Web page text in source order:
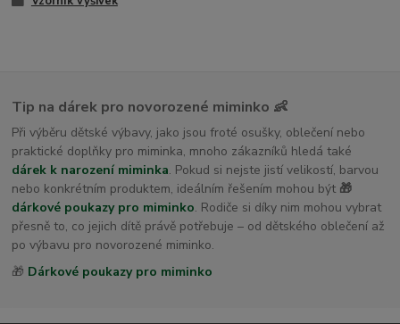
Tip na dárek pro novorozené miminko 👶
Při výběru dětské výbavy, jako jsou froté osušky, oblečení nebo
praktické doplňky pro miminka, mnoho zákazníků hledá také
dárek k narození miminka. Pokud si nejste jistí velikostí, barvou
nebo konkrétním produktem, ideálním řešením mohou být 🎁
dárkové poukazy pro miminko. Rodiče si díky nim mohou vybrat
přesně to, co jejich dítě právě potřebuje – od dětského oblečení až
po výbavu pro novorozené miminko.
🎁 Dárkové poukazy pro miminko